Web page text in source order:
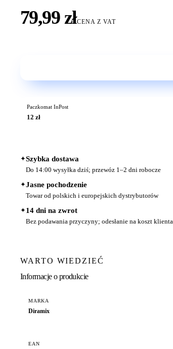
79,99 złCENA Z VAT
Paczkomat InPost
12 zł
✦Szybka dostawa
Do 14:00 wysyłka dziś; przewóz 1–2 dni robocze
✦Jasne pochodzenie
Towar od polskich i europejskich dystrybutorów
✦14 dni na zwrot
Bez podawania przyczyny; odesłanie na koszt klienta
WARTO WIEDZIEĆ
Informacje o produkcie
MARKA
Diramix
EAN